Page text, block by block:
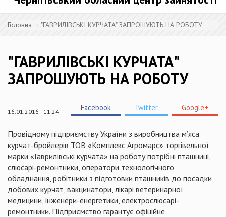
Головна "ГАВРИЛІВСЬКІ КУРЧАТА" ЗАПРОШУЮТЬ НА РОБОТУ
"ГАВРИЛІВСЬКІ КУРЧАТА"
ЗАПРОШУЮТЬ НА РОБОТУ
16.01.2016 | 11:24 Facebook Twitter Google+
Провідному підприємству України з виробництва м’яса
курчат-бройлерів ТОВ «Комплекс Агромарс» торгівельної
марки «Гаврилівські курчата» на роботу потрібні пташниці,
слюсарі-ремонтники, оператори технологічного
обладнання, робітники з підготовки пташників до посадки
добових курчат, вакцинатори, лікарі ветеринарної
медицини, інженери-енергетики, електрослюсарі-
ремонтники. Підприємство гарантує офіційне